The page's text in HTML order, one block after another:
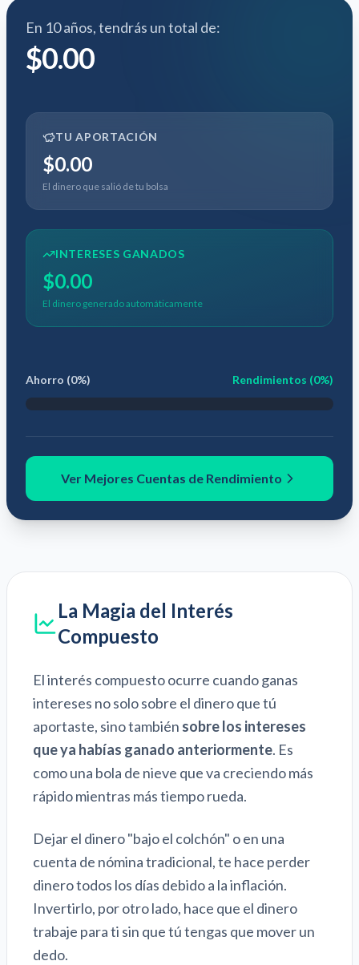
En 10años, tendrás un total de:
$0.00
TU APORTACIÓN
$0.00
El dinero que salió de tu bolsa
INTERESES GANADOS
$0.00
El dinero generado automáticamente
Ahorro (0%) Rendimientos (0%)
Ver Mejores Cuentas de Rendimiento
La Magia del Interés
Compuesto
El interés compuesto ocurre cuando ganas
intereses no solo sobre el dinero que tú
aportaste, sino también sobre los intereses
que ya habías ganado anteriormente. Es
como una bola de nieve que va creciendo más
rápido mientras más tiempo rueda.
Dejar el dinero "bajo el colchón" o en una
cuenta de nómina tradicional, te hace perder
dinero todos los días debido a la inflación.
Invertirlo, por otro lado, hace que el dinero
trabaje para ti sin que tú tengas que mover un
dedo.